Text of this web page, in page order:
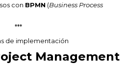
con BPMN (Business Process
***
de implementación
Management